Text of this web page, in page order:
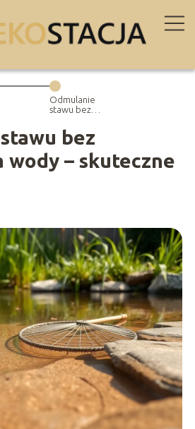
Odmulanie
stawu bez
wody –
skuteczne
bez
wody – skuteczne